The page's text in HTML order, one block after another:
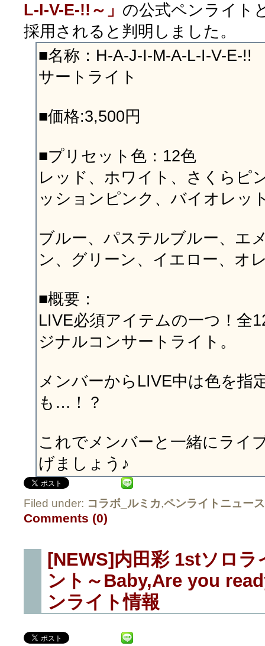
L-I-V-E-!!～」 の公式ペンライト
採用されると判明しました。
■名称：H-A-J-I-M-A-L-I-V-E-
サートライト
■価格:3,500円
■プリセット色：12色
レッド、ホワイト、さくらピ
ッションピンク、バイオレッ
ブルー、パステルブルー、エ
ン、グリーン、イエロー、オ
■概要：
LIVE必須アイテムの一つ！全
ジナルコンサートライト。
メンバーからLIVE中は色を指
も…！？
これでメンバーと一緒にライ
げましょう♪
Filed under: コラボ_ルミカ,ペンライトニュース
Comments (0)
[NEWS]内田彩 1stソロ
ント～Baby,Are you
ンライト情報